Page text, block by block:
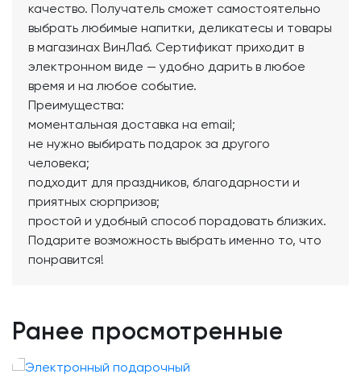
качество. Получатель сможет самостоятельно
выбрать любимые напитки, деликатесы и товары
в магазинах ВинЛаб. Сертификат приходит в
электронном виде — удобно дарить в любое
время и на любое событие.
Преимущества:
моментальная доставка на email;
не нужно выбирать подарок за другого
человека;
подходит для праздников, благодарности и
приятных сюрпризов;
простой и удобный способ порадовать близких.
Подарите возможность выбрать именно то, что
понравится!
Ранее просмотренные